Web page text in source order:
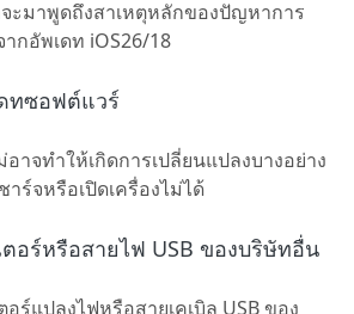
ะมาพูดถึงสาเหตุหลักของปัญหาการ
กอัพเดท iOS26/18
ทซอฟต์แวร์
าจทำให้เกิดการเปลี่ยนแปลงบางอย่าง
ร์จหรือเปิดเครื่องไม่ได้
อร์หรือสายไฟ USB ของบริษัทอื่น
ร์แปลงไฟหรือสายเคเบิล USB ของ